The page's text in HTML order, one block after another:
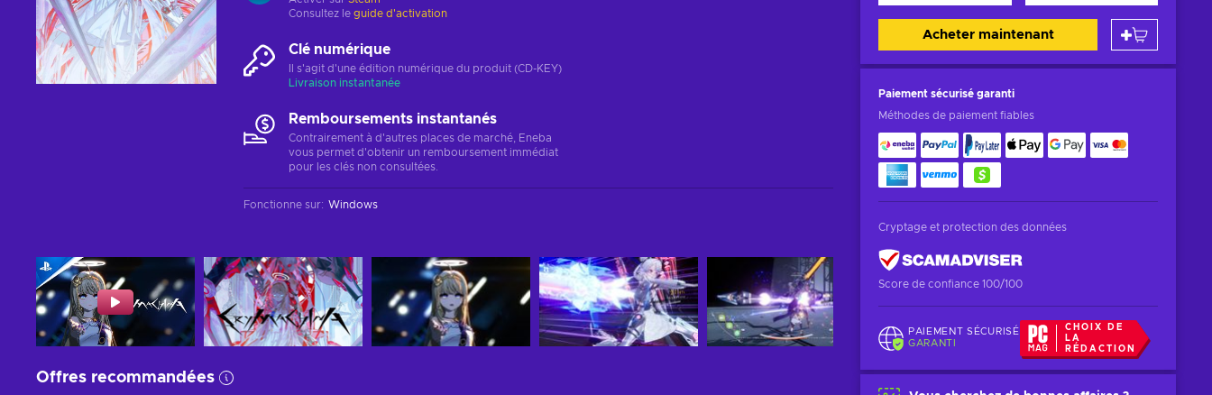
Acheter maintenant
Paiement sécurisé garanti
Méthodes de paiement fiables
Cryptage et protection des données
Score de confiance 100/100
PAIEMENT SÉCURISÉ
GARANTI
CHOIX DE
LA
RÉDACTION
Consultez le guide d'activation
Clé numérique
Il s'agit d'une édition numérique du produit (CD-KEY)
Livraison instantanée
Remboursements instantanés
Contrairement à d'autres places de marché, Eneba
vous permet d'obtenir un remboursement immédiat
pour les clés non consultées.
Fonctionne sur: Windows
Offres recommandées